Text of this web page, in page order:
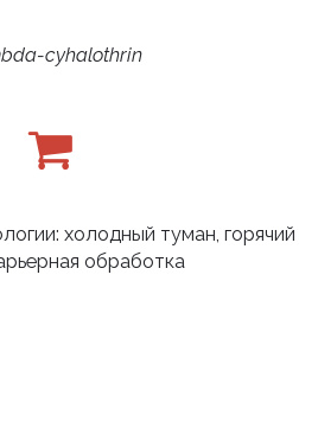
cyhalothrin
холодный туман, горячий
обработка